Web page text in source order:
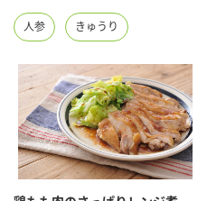
人参 きゅうり